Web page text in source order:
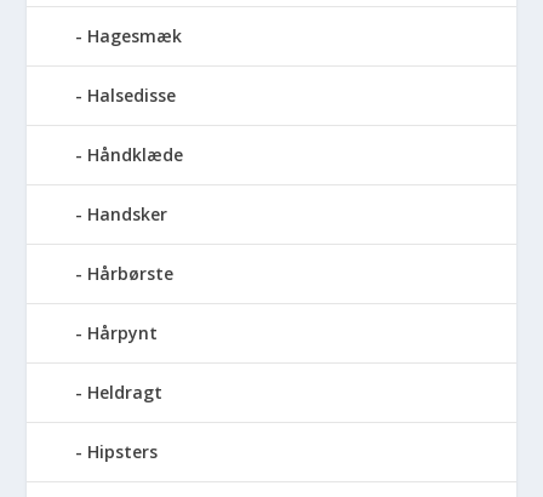
Hagesmæk
Halsedisse
Håndklæde
Handsker
Hårbørste
Hårpynt
Heldragt
Hipsters